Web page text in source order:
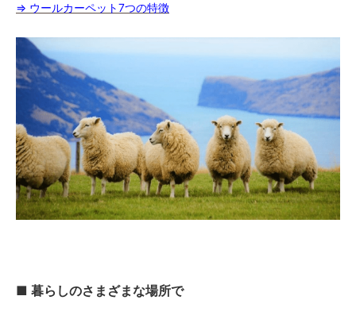
⇒ ウールカーペット7つの特徴
■ 暮らしのさまざまな場所で